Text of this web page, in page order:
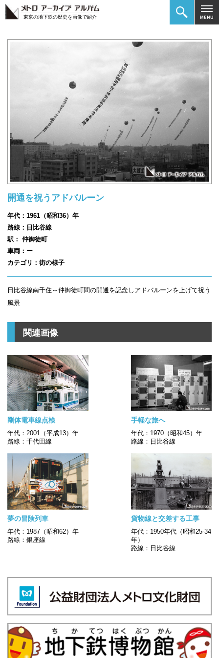
東京の地下鉄の歴史を画像で紹介
開通を祝うアドバルーン
年代：1961（昭和36）年
路線：日比谷線
駅： 仲御徒町
車両：ー
カテゴリ：街の様子
日比谷線南千住～仲御徒町間の開通を記念しアドバルーンを上げて祝う
風景
関連画像
剛体電車線点検
年代：2001（平成13）年
路線：千代田線
手軽な旅へ
年代：1970（昭和45）年
路線：日比谷線
夢の冒険列車
年代：1987（昭和62）年
路線：銀座線
貨物線と交差する工事
年代：1950年代（昭和25-34
年）
路線：日比谷線